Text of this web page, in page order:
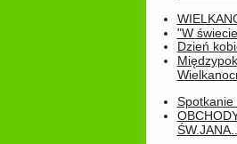
"W
Dzień
Spotkanie